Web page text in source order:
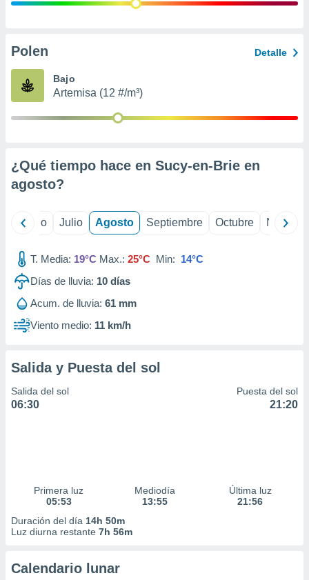
publicidad
de
Polen Detalle
Bajo
Artemisa (12 #/m³)
¿Qué tiempo hace en Sucy-en-Brie en
agosto?
Junio Julio Agosto Septiembre Octubre
T. Media: 19°C Max.: 25°C Min: 14°C
Días de lluvia: 10 días
Acum. de lluvia: 61 mm
Viento medio: 11 km/h
Salida y Puesta del sol
Salida del sol
06:30
Puesta del sol
21:20
Primera luz
05:53
Mediodía
13:55
Última luz
21:56
Duración del día 14h 50m
Luz diurna restante 7h 56m
Calendario lunar